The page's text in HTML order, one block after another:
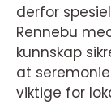
derfor
Rennebu
kunnskap
at
viktige for